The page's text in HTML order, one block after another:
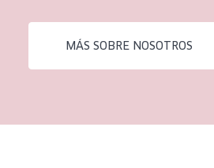
Piel expuesta al sol
Piel menopáusica
Todas las edades
MÁS SOBRE NOSOTROS